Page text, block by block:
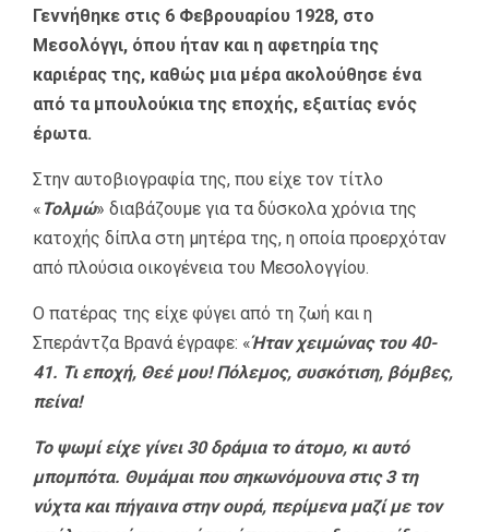
Γεννήθηκε στις 6 Φεβρουαρίου 1928, στο
Μεσολόγγι, όπου ήταν και η αφετηρία της
καριέρας της, καθώς μια μέρα ακολούθησε ένα
από τα μπουλούκια της εποχής, εξαιτίας ενός
έρωτα.
Στην αυτοβιογραφία της, που είχε τον τίτλο
« Τολμώ» διαβάζουμε για τα δύσκολα χρόνια της
κατοχής δίπλα στη μητέρα της, η οποία προερχόταν
από πλούσια οικογένεια του Μεσολογγίου.
Ο πατέρας της είχε φύγει από τη ζωή και η
Σπεράντζα Βρανά έγραφε: «Ήταν χειμώνας του 40-
41. Τι εποχή, Θεέ μου! Πόλεμος, συσκότιση, βόμβες,
πείνα!
Το ψωμί είχε γίνει 30 δράμια το άτομο, κι αυτό
μπομπότα. Θυμάμαι που σηκωνόμουνα στις 3 τη
νύχτα και πήγαινα στην ουρά, περίμενα μαζί με τον